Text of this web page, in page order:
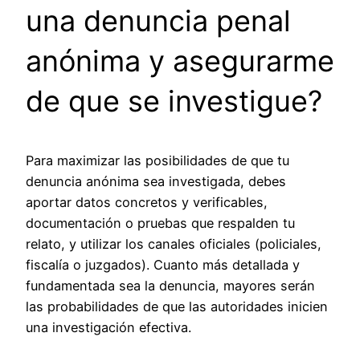
una denuncia penal
anónima y asegurarme
de que se investigue?
Para maximizar las posibilidades de que tu
denuncia anónima sea investigada, debes
aportar datos concretos y verificables,
documentación o pruebas que respalden tu
relato, y utilizar los canales oficiales (policiales,
fiscalía o juzgados). Cuanto más detallada y
fundamentada sea la denuncia, mayores serán
las probabilidades de que las autoridades inicien
una investigación efectiva.